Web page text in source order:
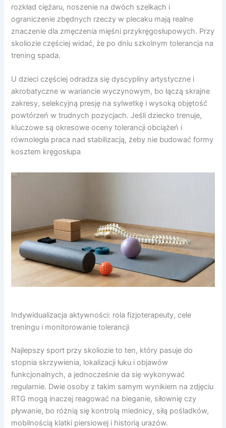
rozkład ciężaru, noszenie na dwóch szelkach i
ograniczenie zbędnych rzeczy w plecaku mają realne
znaczenie dla zmęczenia mięśni przykręgosłupowych. Przy
skoliozie częściej widać, że po dniu szkolnym tolerancja na
trening spada.
U dzieci częściej odradza się dyscypliny artystyczne i
akrobatyczne w wariancie wyczynowym, bo łączą skrajne
zakresy, selekcyjną presję na sylwetkę i wysoką objętość
powtórzeń w trudnych pozycjach. Jeśli dziecko trenuje,
kluczowe są okresowe oceny tolerancji obciążeń i
równoległa praca nad stabilizacją, żeby nie budować formy
kosztem kręgosłupa
Indywidualizacja aktywności: rola fizjoterapeuty, cele
treningu i monitorowanie tolerancji
Najlepszy sport przy skoliozie to ten, który pasuje do
stopnia skrzywienia, lokalizacji łuku i objawów
funkcjonalnych, a jednocześnie da się wykonywać
regularnie. Dwie osoby z takim samym wynikiem na zdjęciu
RTG mogą inaczej reagować na bieganie, siłownię czy
pływanie, bo różnią się kontrolą miednicy, siłą pośladków,
mobilnością klatki piersiowej i historią urazów.